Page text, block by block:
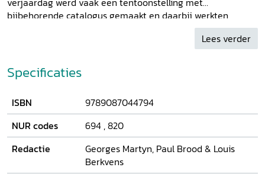
bijbehorende catalogus gemaakt en daarbij werkten
juristen, rechtshistorici en kunsthistorici samen. Deze rijk
geïllustreerde uitgave over de meest uiteenlopende
veel is veranderd. In
rechtsiconografie en de rechtsiconologie centraal. Vijftien
vanuit verschillende disciplines naar de relaties tussen
recht en kunst. Die ontdekkingstocht leidt tot pareltjes van
rechtscultuur.
Lees verder
Specificaties
ISBN
9789087044794
NUR codes
694 ,820
Redactie
Georges Martyn, Paul Brood & Louis
Berkvens